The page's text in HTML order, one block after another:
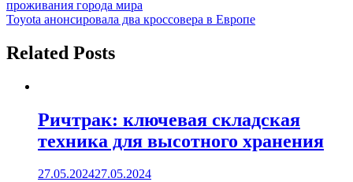
по
проживания города мира
Toyota анонсировала два кроссовера в Европе
Related Posts
Ричтрак: ключевая складская
техника для высотного хранения
27.05.202427.05.2024